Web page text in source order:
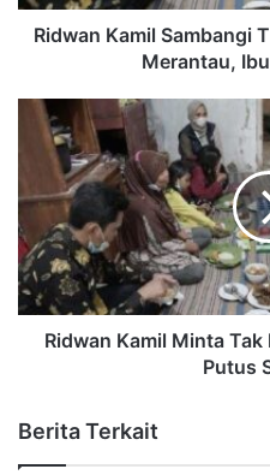
Ridwan Kamil Sambangi
Merantau,
Ridwan Kamil Minta
Putus
Berita Terkait